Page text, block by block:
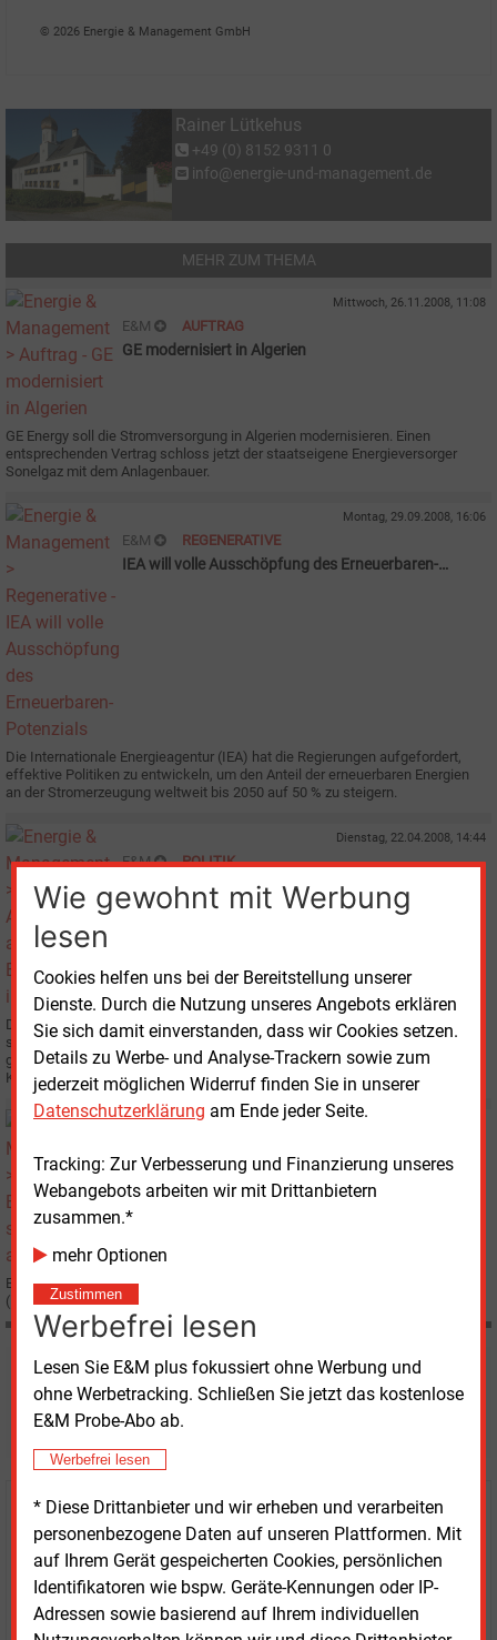
Wie gewohnt mit Werbung
lesen
Cookies helfen uns bei der Bereitstellung unserer
Dienste. Durch die Nutzung unseres Angebots erklären
Sie sich damit einverstanden, dass wir Cookies setzen.
Details zu Werbe- und Analyse-Trackern sowie zum
jederzeit möglichen Widerruf finden Sie in unserer
Datenschutzerklärung am Ende jeder Seite.
Tracking: Zur Verbesserung und Finanzierung unseres
Webangebots arbeiten wir mit Drittanbietern
zusammen.*
mehr Optionen
Zustimmen
Werbefrei lesen
Lesen Sie E&M plus fokussiert ohne Werbung und
ohne Werbetracking. Schließen Sie jetzt das kostenlose
E&M Probe-Abo ab.
Werbefrei lesen
* Diese Drittanbieter und wir erheben und verarbeiten
personenbezogene Daten auf unseren Plattformen. Mit
auf Ihrem Gerät gespeicherten Cookies, persönlichen
Identifikatoren wie bspw. Geräte-Kennungen oder IP-
Adressen sowie basierend auf Ihrem individuellen
© 2026 Energie & Management GmbH
Rainer Lütkehus
+49 (0) 8152 9311 0
info@energie-und-management.de
MEHR ZUM THEMA
Mittwoch, 26.11.2008, 11:08
E&M AUFTRAG
GE modernisiert in Algerien
GE Energy soll die Stromversorgung in Algerien modernisieren. Einen
entsprechenden Vertrag schloss jetzt der staatseigene Energieversorger
Sonelgaz mit dem Anlagenbauer.
Montag, 29.09.2008, 16:06
E&M REGENERATIVE
IEA will volle Ausschöpfung des Erneuerbaren-
Die Internationale Energieagentur (IEA) hat die Regierungen aufgefordert,
effektive Politiken zu entwickeln, um den Anteil der erneuerbaren Energien
an der Stromerzeugung weltweit bis 2050 auf 50 % zu steigern.
Dienstag, 22.04.2008, 14:44
E&M POLITIK
Afrika rückt als Energiekontinent in den Blick
Der afrikanische Energiesektor gewinnt weltweit an Bedeutung. Dabei
spielen Erdöl und Erdgas die Hauptrolle, aber auch die erneuerbaren Energien
gewinnen an Gewicht. Neben den Rohstoffen ist die Errichtung von
Kraftwerken für Investoren interessant.
Eon Ruhrgas setzt auf LNG aus Afrika
Eon Ruhrgas beteiligt sich mit 5 % an einem Projekt zur Erdgasverflüssigung
(LNG) in Äquatorialguinea.
Möchten Sie diese und
weitere Nachrichten lesen?
Kaufen Sie den Artikel
erhalten Sie sofort diesen redaktionellen Beitrag für
nur €2.98